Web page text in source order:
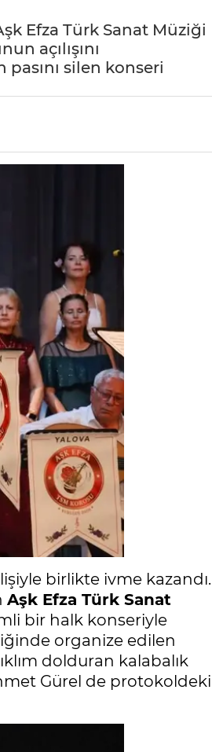
Efza Türk Sanat Müziği
açılışını
pasını silen konseri
birlikte ivme kazandı.
Aşk Efza Türk Sanat
bir halk konseriyle
organize edilen
dolduran kalabalık
Gürel de protokoldeki